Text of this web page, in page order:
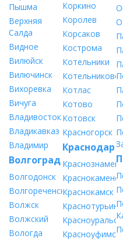
Пышма
Верхняя
Салда
Видное
Вилюйск
Вилючинск
Вихоревка
Вичуга
Владивосток
Владикавказ
Владимир
Волгоград
Волгодонск
Волгореченск
Волжск
Волжский
Вологда
Коркино
Королев
Корсаков
Кострома
Котельники
Котельниково
Котлас
Котово
Котовск
Красногорск
Краснодар
Краснокаменск
Краснокамск
Красноуральск
Красноуфимск